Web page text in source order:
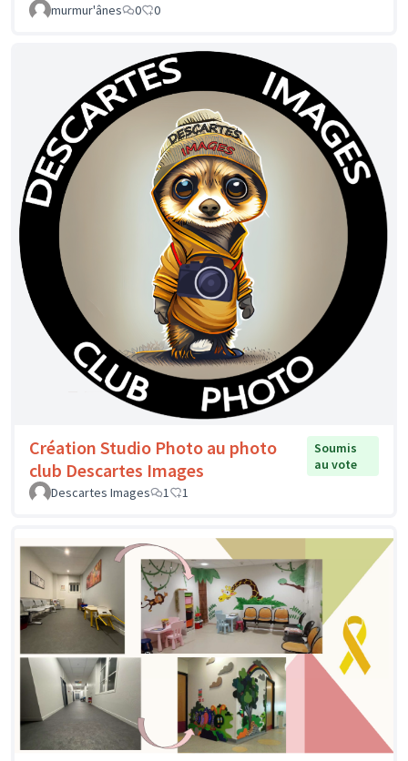
murmur'ânes 0 0
Création Studio Photo au photo
club Descartes Images
Soumis
au vote
Descartes Images
1 1